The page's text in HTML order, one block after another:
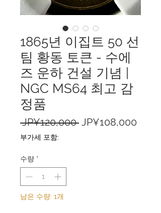
1865년 이집트 50 선
팀 황동 토큰 - 수에
즈 운하 건설 기념 |
NGC MS64 최고 감
정품
JP¥120,000 일
JP¥108,000
부가세 포함:
수량 *
남은 수량: 1개